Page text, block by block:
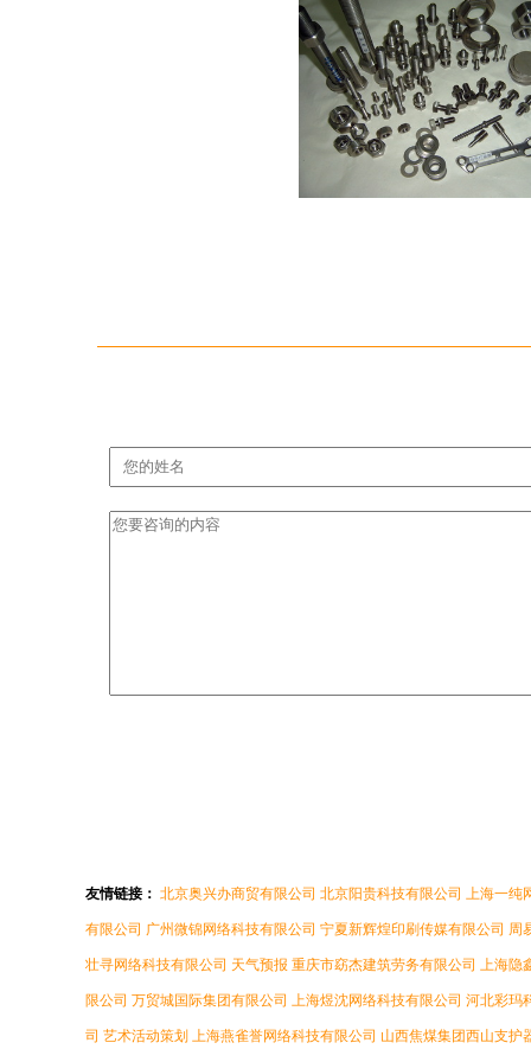
友情链接： 北京奥兴办商贸有限公司 北京阳贵科技有限公司 上海一纯
有限公司 广州微锦网络科技有限公司 宁夏新辉煌印刷传媒有限公司 周
壮寻网络科技有限公司 天气预报 重庆市窈杰建筑劳务有限公司 上海隐
限公司 万贸城国际集团有限公司 上海煜沈网络科技有限公司 河北彩玛
司 艺术活动策划 上海燕雀誉网络科技有限公司 山西焦煤集团西山支护